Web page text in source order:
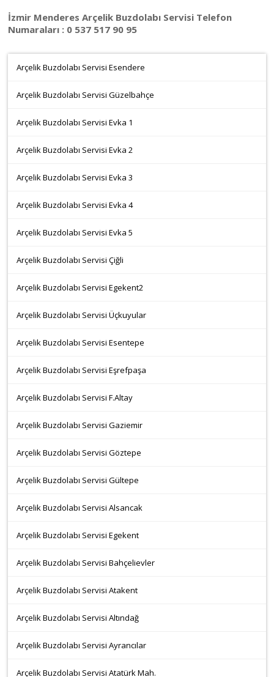
İzmir Menderes Arçelik Buzdolabı Servisi Telefon
Numaraları : 0 537 517 90 95
Arçelik Buzdolabı Servisi Esendere
Arçelik Buzdolabı Servisi Güzelbahçe
Arçelik Buzdolabı Servisi Evka 1
Arçelik Buzdolabı Servisi Evka 2
Arçelik Buzdolabı Servisi Evka 3
Arçelik Buzdolabı Servisi Evka 4
Arçelik Buzdolabı Servisi Evka 5
Arçelik Buzdolabı Servisi Çiğli
Arçelik Buzdolabı Servisi Egekent2
Arçelik Buzdolabı Servisi Üçkuyular
Arçelik Buzdolabı Servisi Esentepe
Arçelik Buzdolabı Servisi Eşrefpaşa
Arçelik Buzdolabı Servisi F.Altay
Arçelik Buzdolabı Servisi Gaziemir
Arçelik Buzdolabı Servisi Göztepe
Arçelik Buzdolabı Servisi Gültepe
Arçelik Buzdolabı Servisi Alsancak
Arçelik Buzdolabı Servisi Egekent
Arçelik Buzdolabı Servisi Bahçelievler
Arçelik Buzdolabı Servisi Atakent
Arçelik Buzdolabı Servisi Altındağ
Arçelik Buzdolabı Servisi Ayrancılar
Arçelik Buzdolabı Servisi Atatürk Mah.